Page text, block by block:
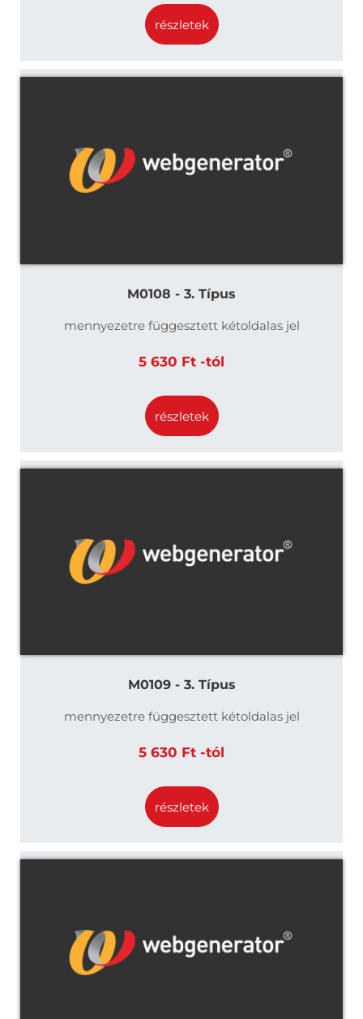
részletek
M0108 - 3. Típus
mennyezetre függesztett kétoldalas jel
5 630 Ft -tól
részletek
M0109 - 3. Típus
mennyezetre függesztett kétoldalas jel
5 630 Ft -tól
részletek